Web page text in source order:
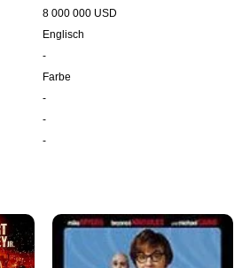
8 000 000 USD
Englisch
-
Farbe
-
-
-